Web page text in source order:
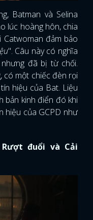
Batman và Selina
lúc hoàng hôn, chia
Catwoman đảm bảo
". Câu này có nghĩa
đã bị từ chối.
có một chiếc đèn rọi
hiệu của Bat. Liệu
bản kinh điển đó khi
hiệu của GCPD như
đuổi và Cải